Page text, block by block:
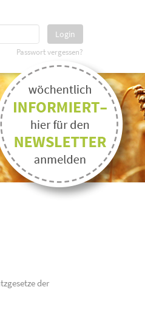
Login
Passwort vergessen?
der